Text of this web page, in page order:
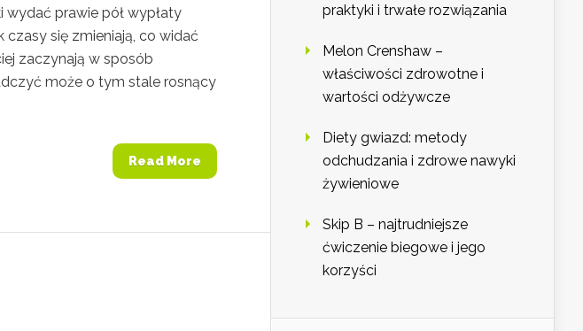
wydać prawie pół wypłaty
czasy się zmieniają, co widać
zaczynają w sposób
może o tym stale rosnący
Read More
praktyki i trwałe rozwiązania
Melon Crenshaw –
właściwości zdrowotne i
wartości odżywcze
Diety gwiazd: metody
odchudzania i zdrowe nawyki
żywieniowe
Skip B – najtrudniejsze
ćwiczenie biegowe i jego
korzyści